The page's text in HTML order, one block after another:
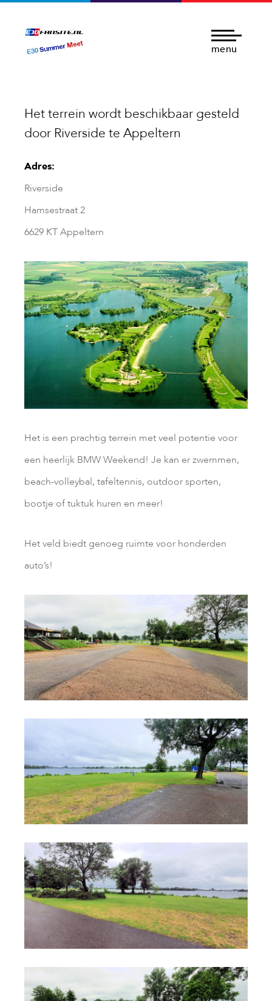
menu
Het terrein wordt beschikbaar gesteld
door Riverside te Appeltern
Adres:
Riverside
Hamsestraat 2
6629 KT Appeltern
Het is een prachtig terrein met veel potentie voor
een heerlijk BMW Weekend! Je kan er zwemmen,
beach-volleybal, tafeltennis, outdoor sporten,
bootje of tuktuk huren en meer!
Het veld biedt genoeg ruimte voor honderden
auto’s!